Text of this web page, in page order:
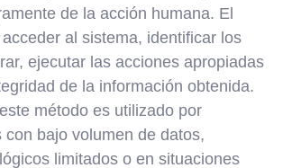
de la acción humana. El
al sistema, identificar los
ejecutar las acciones apropiadas
de la información obtenida.
método es utilizado por
con bajo volumen de datos,
limitados o en situaciones